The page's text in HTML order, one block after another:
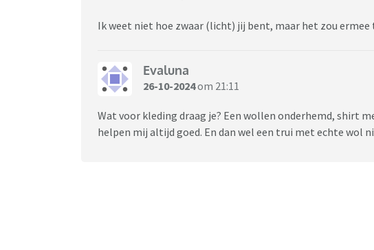
Ik weet niet hoe zwaar (licht) jij bent, maar het zou ermee
Evaluna
26-10-2024om 21:11
Wat voor kleding draag je? Een wollen onderhemd, shirt
helpen mij altijd goed. En dan wel een trui met echte wol